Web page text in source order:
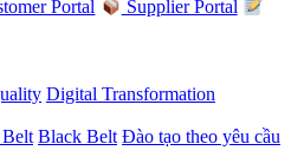
Portal
Supplier Portal
Digital Transformation
Belt Black Belt Đào tạo theo yêu cầu